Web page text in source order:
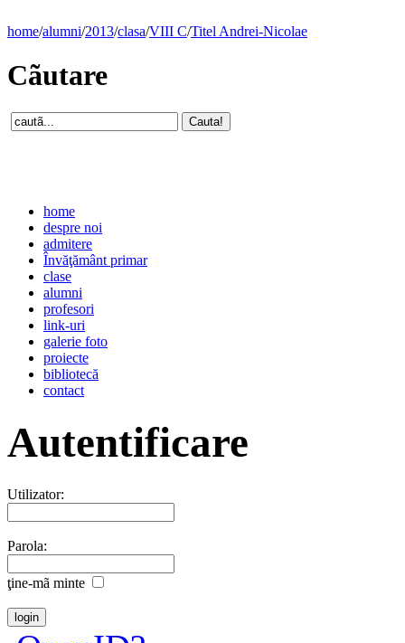
home/alumni/2013/clasa/VIII C/Titel Andrei-Nicolae
Cãutare
home
despre noi
admitere
Învăţământ primar
clase
alumni
profesori
link-uri
galerie foto
proiecte
bibliotecă
contact
Autentificare
Utilizator:
Parola:
ţine-mã minte